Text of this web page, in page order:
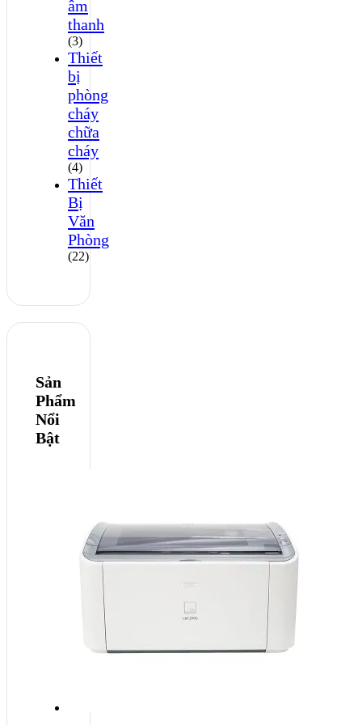
âm
thanh
(3)
Thiết
bị
phòng
cháy
chữa
cháy
(4)
Thiết
Bị
Văn
Phòng
(22)
Sản
Phẩm
Nổi
Bật